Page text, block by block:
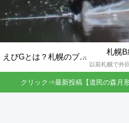
えびGとは？札幌のブログ運営者プロフィール
札幌B
クリック⇒最新投稿【道民の森月